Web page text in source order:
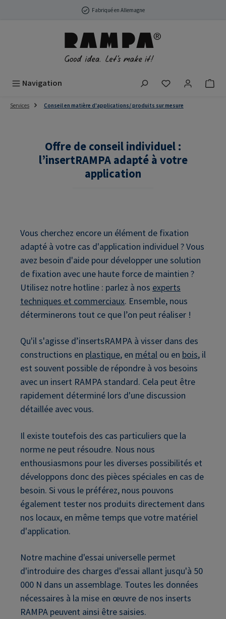
Passer au contenu principalFabriqué en Allemagne
Navigation Vous avez 0
Services Conseil en matière d'applications/ produits sur mesure
Offre de conseil individuel :
l’insertRAMPA adapté à votre
application
Vous cherchez encore un élément de fixation
adapté à votre cas d'application individuel ? Vous
avez besoin d'aide pour développer une solution
de fixation avec une haute force de maintien ?
Utilisez notre hotline : parlez à nos experts
techniques et commerciaux. Ensemble, nous
déterminerons tout ce que l’on peut réaliser !
Qu'il s'agisse d’insertsRAMPA à visser dans des
constructions en plastique, en métal ou en bois, il
est souvent possible de répondre à vos besoins
avec un insert RAMPA standard. Cela peut être
rapidement déterminé lors d'une discussion
détaillée avec vous.
Il existe toutefois des cas particuliers que la
norme ne peut résoudre. Nous nous
enthousiasmons pour les diverses possibilités et
développons donc des pièces spéciales en cas de
besoin. Si vous le préférez, nous pouvons
également tester nos produits directement dans
nos locaux, en même temps que votre matériel
d'application.
Notre machine d'essai universelle permet
d'introduire des charges d'essai allant jusqu'à 50
000 N dans un assemblage. Toutes les données
nécessaires à la mise en œuvre de nos inserts
RAMPA peuvent ainsi être saisies.